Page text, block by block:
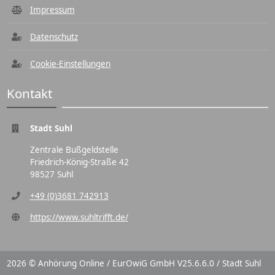
Impressum
Datenschutz
Cookie-Einstellungen
Kontakt
Stadt Suhl
Zentrale Bußgeldstelle
Friedrich-König-Straße 42
98527 Suhl
+49 (0)3681 742913
https://www.suhltrifft.de/
2026 © Anhörung Online / EurOwiG GmbH V25.6.6.0 / Stadt Suhl